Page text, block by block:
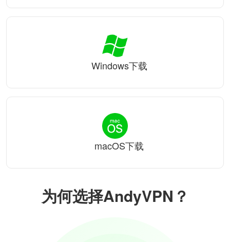
为何选择AndyVPN？
Windows下载
macOS下载